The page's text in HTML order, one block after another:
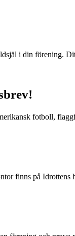
i din förening.
fotboll,
finns på Idrottens